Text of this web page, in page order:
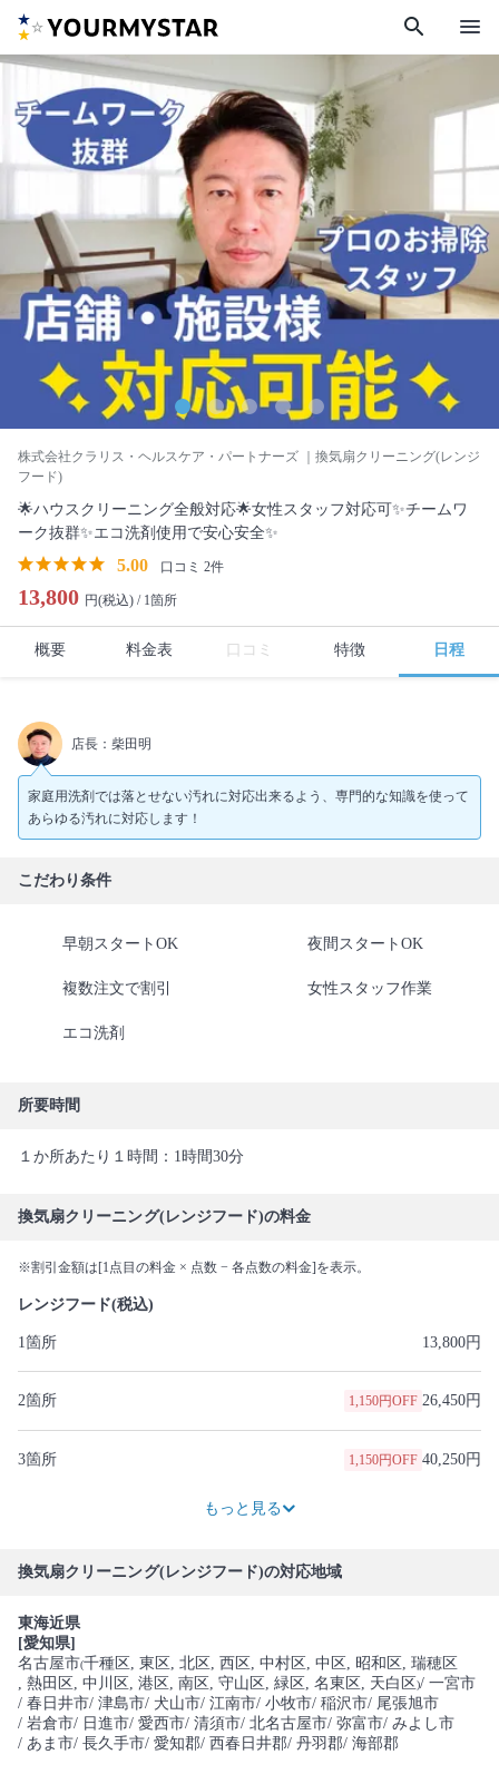
search menu
株式会社クラリス・ヘルスケア・パートナーズ ｜換気扇クリーニング(レンジ
フード)
🌟ハウスクリーニング全般対応🌟女性スタッフ対応可✨チームワ
ーク抜群✨エコ洗剤使用で安心安全✨
5.00 口コミ 2件
13,800 円(税込) / 1箇所
概要 料金表 口コミ 特徴 日程
店長：柴田明
家庭用洗剤では落とせない汚れに対応出来るよう、専門的な知識を使って
あらゆる汚れに対応します！
こだわり条件
早朝スタートOK 夜間スタートOK
複数注文で割引 女性スタッフ作業
エコ洗剤
所要時間
１か所あたり１時間：1時間30分
換気扇クリーニング(レンジフード)の料金
※割引金額は[1点目の料金 × 点数 − 各点数の料金]を表示。
レンジフード(税込)
1箇所 13,800円
2箇所 1,150円OFF 26,450円
3箇所 1,150円OFF 40,250円
もっと見る
換気扇クリーニング(レンジフード)の対応地域
東海近県
[愛知県]
名古屋市(千種区 , 東区 , 北区 , 西区 , 中村区 , 中区 , 昭和区 , 瑞穂区
, 熱田区 , 中川区 , 港区 , 南区 , 守山区 , 緑区 , 名東区 , 天白区)/ 一宮市
/ 春日井市/ 津島市/ 犬山市/ 江南市/ 小牧市/ 稲沢市/ 尾張旭市
/ 岩倉市/ 日進市/ 愛西市/ 清須市/ 北名古屋市/ 弥富市/ みよし市
/ あま市/ 長久手市/ 愛知郡/ 西春日井郡/ 丹羽郡/ 海部郡